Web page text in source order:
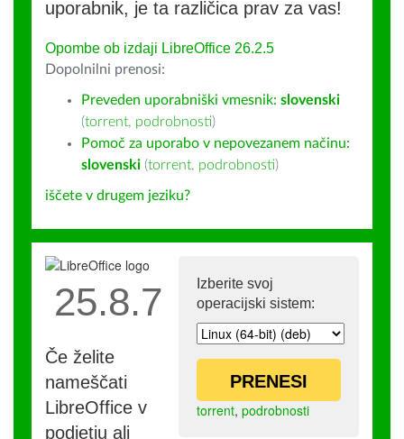
uporabnik, je ta različica prav za vas!
Opombe ob izdaji LibreOffice 26.2.5
Dopolnilni prenosi:
Preveden uporabniški vmesnik: slovenski
(torrent, podrobnosti)
Pomoč za uporabo v nepovezanem načinu:
slovenski (torrent, podrobnosti)
iščete v drugem jeziku?
Izberite svoj
operacijski sistem:
PRENESI
torrent, podrobnosti
25.8.7
Če želite
nameščati
LibreOffice v
podjetju ali